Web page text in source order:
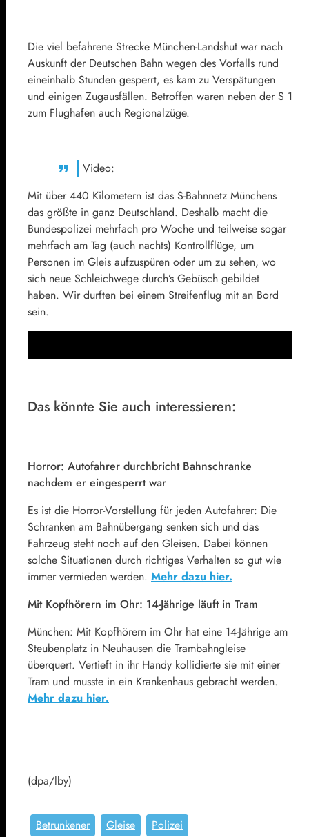
Die viel befahrene Strecke München-Landshut war nach
Auskunft der Deutschen Bahn wegen des Vorfalls rund
eineinhalb Stunden gesperrt, es kam zu Verspätungen
und einigen Zugausfällen. Betroffen waren neben der S 1
zum Flughafen auch Regionalzüge.
Video:
Mit über 440 Kilometern ist das S-Bahnnetz Münchens
das größte in ganz Deutschland. Deshalb macht die
Bundespolizei mehrfach pro Woche und teilweise sogar
mehrfach am Tag (auch nachts) Kontrollflüge, um
Personen im Gleis aufzuspüren oder um zu sehen, wo
sich neue Schleichwege durch’s Gebüsch gebildet
haben. Wir durften bei einem Streifenflug mit an Bord
sein.
Das könnte Sie auch interessieren:
Horror: Autofahrer durchbricht Bahnschranke
nachdem er eingesperrt war
Es ist die Horror-Vorstellung für jeden Autofahrer: Die
Schranken am Bahnübergang senken sich und das
Fahrzeug steht noch auf den Gleisen. Dabei können
solche Situationen durch richtiges Verhalten so gut wie
immer vermieden werden. Mehr dazu hier.
Mit Kopfhörern im Ohr: 14-Jährige läuft in Tram
München: Mit Kopfhörern im Ohr hat eine 14-Jährige am
Steubenplatz in Neuhausen die Trambahngleise
überquert. Vertieft in ihr Handy kollidierte sie mit einer
Tram und musste in ein Krankenhaus gebracht werden.
Mehr dazu hier.
(dpa/lby)
Betrunkener Gleise Polizei